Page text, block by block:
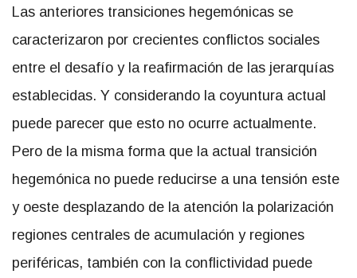
Las anteriores transiciones hegemónicas se
caracterizaron por crecientes conflictos sociales
entre el desafío y la reafirmación de las jerarquías
establecidas. Y considerando la coyuntura actual
puede parecer que esto no ocurre actualmente.
Pero de la misma forma que la actual transición
hegemónica no puede reducirse a una tensión este
y oeste desplazando de la atención la polarización
regiones centrales de acumulación y regiones
periféricas, también con la conflictividad puede